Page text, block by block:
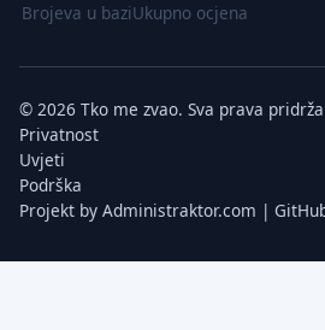
Brojeva u baziUkupno ocjena
© 2026 Tko me zvao. Sva prava
Privatnost
Uvjeti
Podrška
Projekt by Administraktor.com |